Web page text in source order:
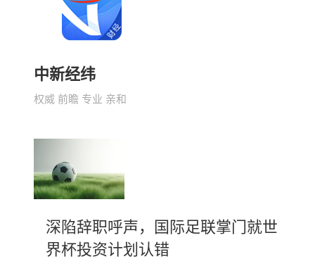
中新经纬
权威 前瞻 专业 亲和
深陷辞职呼声，国际足联掌门就世
界杯投资计划认错